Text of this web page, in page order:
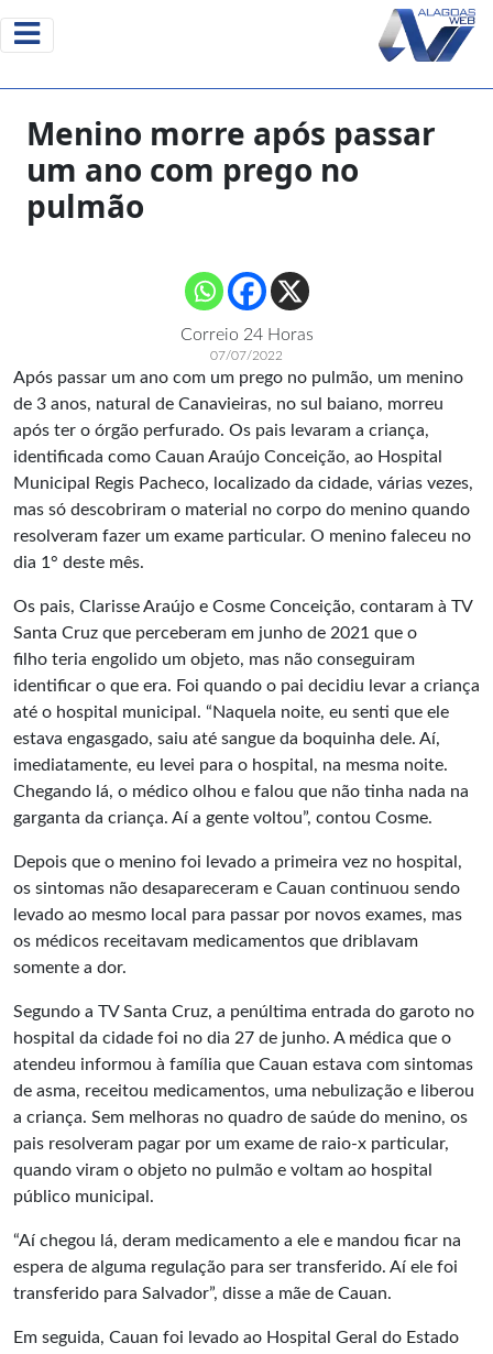
Menino morre após passar
um ano com prego no
pulmão
Correio 24 Horas
07/07/2022
Após passar um ano com um prego no pulmão, um menino
de 3 anos, natural de Canavieiras, no sul baiano, morreu
após ter o órgão perfurado. Os pais levaram a criança,
identificada como Cauan Araújo Conceição, ao Hospital
Municipal Regis Pacheco, localizado da cidade, várias vezes,
mas só descobriram o material no corpo do menino quando
resolveram fazer um exame particular. O menino faleceu no
dia 1° deste mês.
Os pais, Clarisse Araújo e Cosme Conceição, contaram à TV
Santa Cruz que perceberam em junho de 2021 que o
filho teria engolido um objeto, mas não conseguiram
identificar o que era. Foi quando o pai decidiu levar a criança
até o hospital municipal. “Naquela noite, eu senti que ele
estava engasgado, saiu até sangue da boquinha dele. Aí,
imediatamente, eu levei para o hospital, na mesma noite.
Chegando lá, o médico olhou e falou que não tinha nada na
garganta da criança. Aí a gente voltou”, contou Cosme.
Depois que o menino foi levado a primeira vez no hospital,
os sintomas não desapareceram e Cauan continuou sendo
levado ao mesmo local para passar por novos exames, mas
os médicos receitavam medicamentos que driblavam
somente a dor.
Segundo a TV Santa Cruz, a penúltima entrada do garoto no
hospital da cidade foi no dia 27 de junho. A médica que o
atendeu informou à família que Cauan estava com sintomas
de asma, receitou medicamentos, uma nebulização e liberou
a criança. Sem melhoras no quadro de saúde do menino, os
pais resolveram pagar por um exame de raio-x particular,
quando viram o objeto no pulmão e voltam ao hospital
público municipal.
“Aí chegou lá, deram medicamento a ele e mandou ficar na
espera de alguma regulação para ser transferido. Aí ele foi
transferido para Salvador”, disse a mãe de Cauan.
Em seguida, Cauan foi levado ao Hospital Geral do Estado